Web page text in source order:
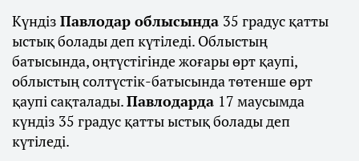
Күндіз Павлодар облысында 35 градус қатты
ыстық болады деп күтіледі. Облыстың
батысында, оңтүстігінде жоғары өрт қаупі,
облыстың солтүстік-батысында төтенше өрт
қаупі сақталады.Павлодарда 17 маусымда
күндіз 35 градус қатты ыстық болады деп
күтіледі.